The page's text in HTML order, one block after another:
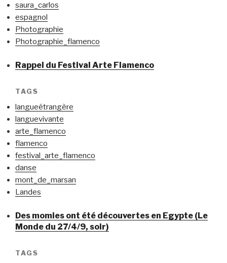
saura_carlos
espagnol
Photographie
Photographie_flamenco
Rappel du Festival Arte Flamenco
TAGS
langueétrangère
languevivante
arte_flamenco
flamenco
festival_arte_flamenco
danse
mont_de_marsan
Landes
Des momies ont été découvertes en Egypte (Le
Monde du 27/4/9, soir)
TAGS